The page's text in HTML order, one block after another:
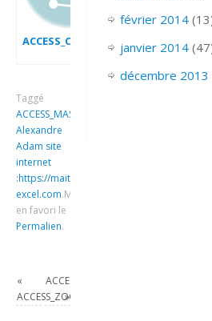
Taggé
ACCESS_MASQUER_UN_CHAMP
Alexandre
Adam site
internet
:https://maitrise-
excel.com.Mettre
en favori le
Permalien.
«
ACCESS_ZOOMER_CELLULE
»
février 2014
janvier 2014
décembre 2013